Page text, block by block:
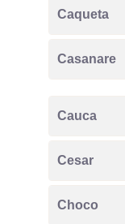
Caqueta
Casanare
Cauca
Cesar
Choco